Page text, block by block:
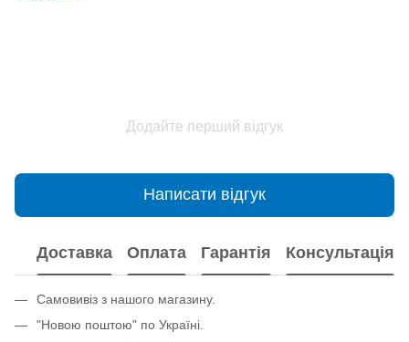
Додайте перший відгук
Написати відгук
Доставка Оплата Гарантія Консультація
Самовивіз з нашого магазину.
"Новою поштою" по Україні.